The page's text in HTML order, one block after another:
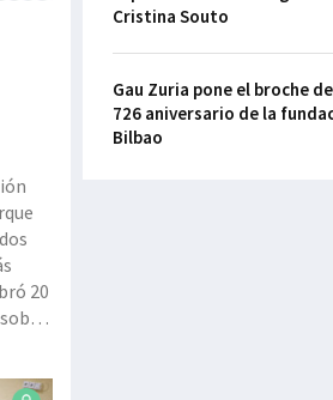
20
Cristina Souto
Gau Zuria pone el broche
726 aniversario de la
Bilbao